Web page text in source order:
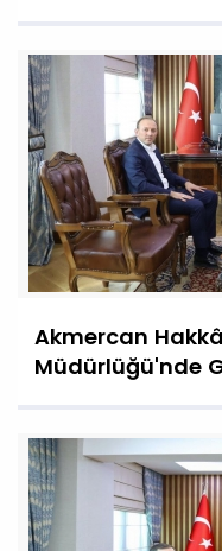
Akmercan
Müdürlüğü'nde